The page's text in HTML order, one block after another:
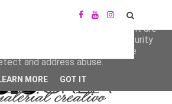
from Google to deliver its services
Your IP address and user-agent are
with performance and security
of service, generate usage
and address abuse.
MORE GOT IT